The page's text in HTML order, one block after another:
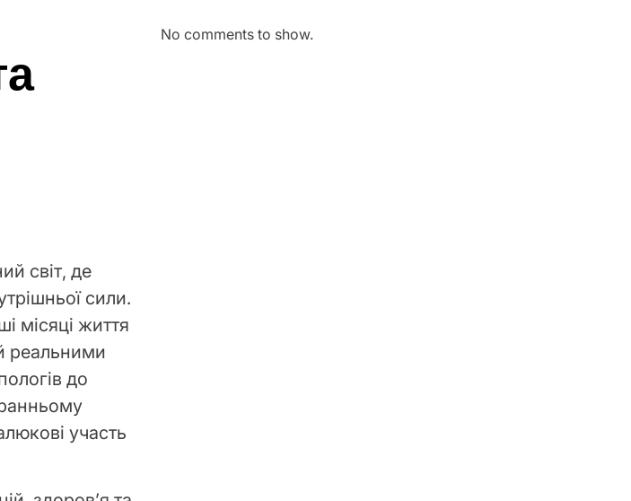
світ, де
сили.
місяці життя
реальними
до
участь
No comments to show.